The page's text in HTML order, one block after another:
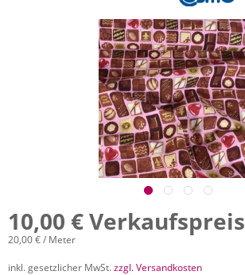
10,00 € Verkaufspreis
20,00 € / Meter
inkl. gesetzlicher MwSt.zzgl. Versandkosten